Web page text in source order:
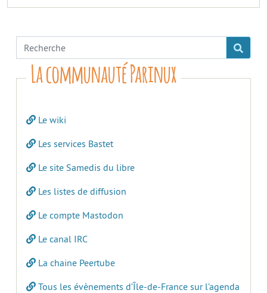
La communauté Parinux
Le wiki
Les services Bastet
Le site Samedis du libre
Les listes de diffusion
Le compte Mastodon
Le canal IRC
La chaine Peertube
Tous les évènements d’Île-de-France sur l’agenda